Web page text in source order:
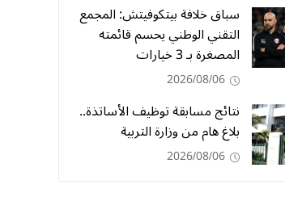
سباق خلافة بيتكوفيتش: المجمع
التقني الوطني يحسم قائمته
المصغرة بـ 3 خيارات
2026/08/06
نتائج مسابقة توظيف الأساتذة..
بلاغ هام من وزارة التربية
2026/08/06